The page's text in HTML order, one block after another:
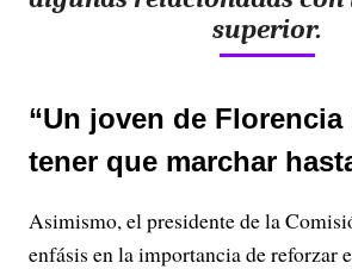
superior.
“Un joven de
tener que marchar
Asimismo, el presidente de la
enfásis en la importancia de reforzar